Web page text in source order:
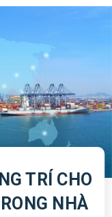
TRÍ CHO
NHÀ